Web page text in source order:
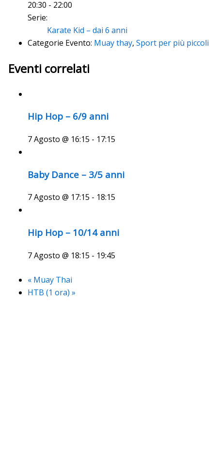
20:30 - 22:00
Serie:
Karate Kid – dai 6 anni
Categorie Evento: Muay thay, Sport per più piccoli
Eventi correlati
Hip Hop – 6/9 anni
7 Agosto @ 16:15 - 17:15
Baby Dance – 3/5 anni
7 Agosto @ 17:15 - 18:15
Hip Hop – 10/14 anni
7 Agosto @ 18:15 - 19:45
«Muay Thai
HTB (1 ora) »